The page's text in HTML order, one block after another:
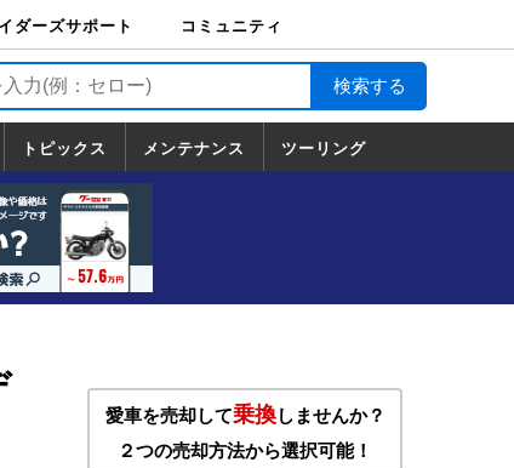
ダーズサポート
ダーズサポート
ク輸送
クガレージライ
ク車両保険
ドサービス
ク試乗
コミュニティ
トピックス
トピックス
一覧
ホンダ
ヤマハ
スズキ
カワサキ
ハーレーダ
ビッドソン
BMW
ドゥカティ
トライアン
フ
メンテナンス ツーリング
愛車を売却して乗換しませんか？
２つの売却方法から選択可能！